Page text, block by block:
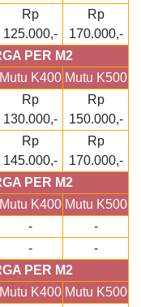
Rp
125.000,-
Rp
170.000,-
PER M2
Mutu K400 Mutu K500
Rp
130.000,-
Rp
150.000,-
Rp
145.000,-
Rp
170.000,-
PER M2
Mutu K400 Mutu K500
-
-
- -
PER M2
Mutu K400 Mutu K500